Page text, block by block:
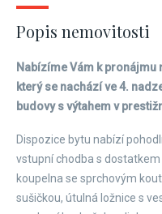
Popis nemovitosti
Nabízíme Vám k pronájmu
který se nachází ve 4.
budovy s výtahem v
Dispozice bytu nabízí
vstupní chodba s
koupelna se sprchovým
sušičkou, útulná ložnice s